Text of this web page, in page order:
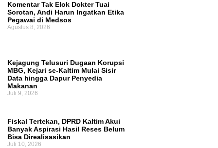
Komentar Tak Elok Dokter Tuai
Sorotan, Andi Harun Ingatkan Etika
Pegawai di Medsos
Agustus 8, 2026
Kejagung Telusuri Dugaan Korupsi
MBG, Kejari se-Kaltim Mulai Sisir
Data hingga Dapur Penyedia
Makanan
Juli 9, 2026
Fiskal Tertekan, DPRD Kaltim Akui
Banyak Aspirasi Hasil Reses Belum
Bisa Direalisasikan
Juli 10, 2026